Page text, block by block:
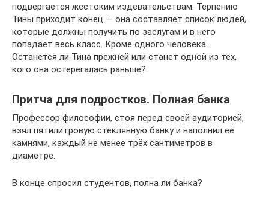
подвергается жестоким издевательствам. Терпению
Тины приходит конец — она составляет список людей,
которые должны получить по заслугам и в него
попадает весь класс. Кроме одного человека…
Останется ли Тина прежней или станет одной из тех,
кого она остерегалась раньше?
Притча для подростков. Полная банка
Профессор философии, стоя перед своей аудиторией,
взял пятилитровую стеклянную банку и наполнил её
камнями, каждый не менее трёх сантиметров в
диаметре.
В конце спросил студентов, полна ли банка?